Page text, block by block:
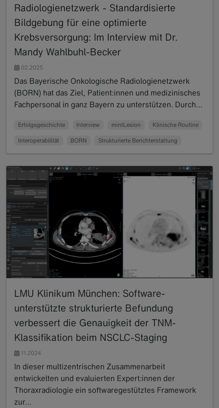
Radiologienetzwerk - Standardisierte
Bildgebung für eine optimierte
Krebsversorgung: Im Interview mit Dr.
Mandy Wahlbuhl-Becker
02.2025
Das Bayerische Onkologische Radiologienetzwerk
(BORN) hat das Ziel, Patient:innen und medizinisches
Fachpersonal in ganz Bayern zu unterstützen. Durch…
Erfolgsgeschichte Interview mintLesion Klinische Routine
Interoperabilität BORN Strukturierte Berichterstattung
LMU Klinikum München: Software-
unterstützte strukturierte Befundung
verbessert die Genauigkeit der TNM-
Klassifikation beim NSCLC-Staging
11.2024
In dieser multizentrischen Zusammenarbeit
entwickelten und evaluierten Expert:innen der
Thoraxradiologie ein softwaregestütztes Framework
zur…